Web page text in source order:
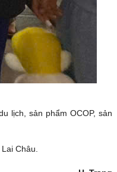
lịch, sản phẩm OCOP, sản
Châu.